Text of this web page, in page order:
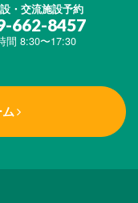
・交流施設予約
662-8457
間 8:30〜17:30